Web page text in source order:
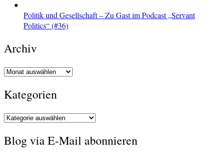
Politik und Gesellschaft – Zu Gast im Podcast „Servant
Politics“ (#36)
Archiv
Archiv
Kategorien
Kategorien
Blog via E-Mail abonnieren